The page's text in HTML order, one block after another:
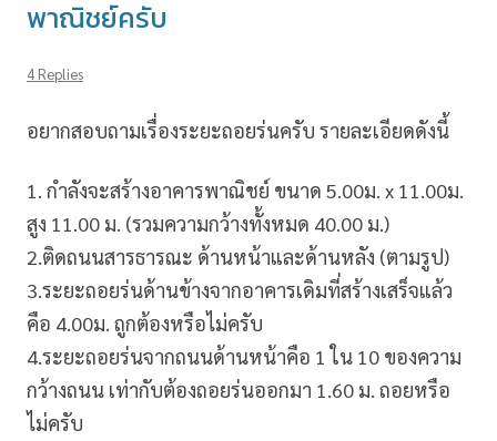
พาณิชย์ครับ
4 Replies
อยากสอบถามเรื่องระยะถอยร่นครับ รายละเอียดดังนี้
1. กำลังจะสร้างอาคารพาณิชย์ ขนาด 5.00ม. x 11.00ม.
สูง 11.00 ม. (รวมความกว้างทั้งหมด 40.00 ม.)
2.ติดถนนสารธารณะ ด้านหน้าและด้านหลัง (ตามรูป)
3.ระยะถอยร่นด้านข้างจากอาคารเดิมที่สร้างเสร็จแล้ว
คือ 4.00ม. ถูกต้องหรือไม่ครับ
4.ระยะถอยร่นจากถนนด้านหน้าคือ 1 ใน 10 ของความ
กว้างถนน เท่ากับต้องถอยร่นออกมา 1.60 ม. ถอยหรือ
ไม่ครับ